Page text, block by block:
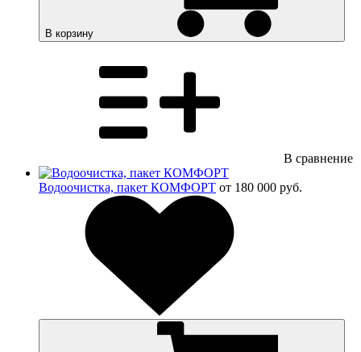
В корзину
В сравнение
Водоочистка, пакет КОМФОРТ от 180 000 руб.